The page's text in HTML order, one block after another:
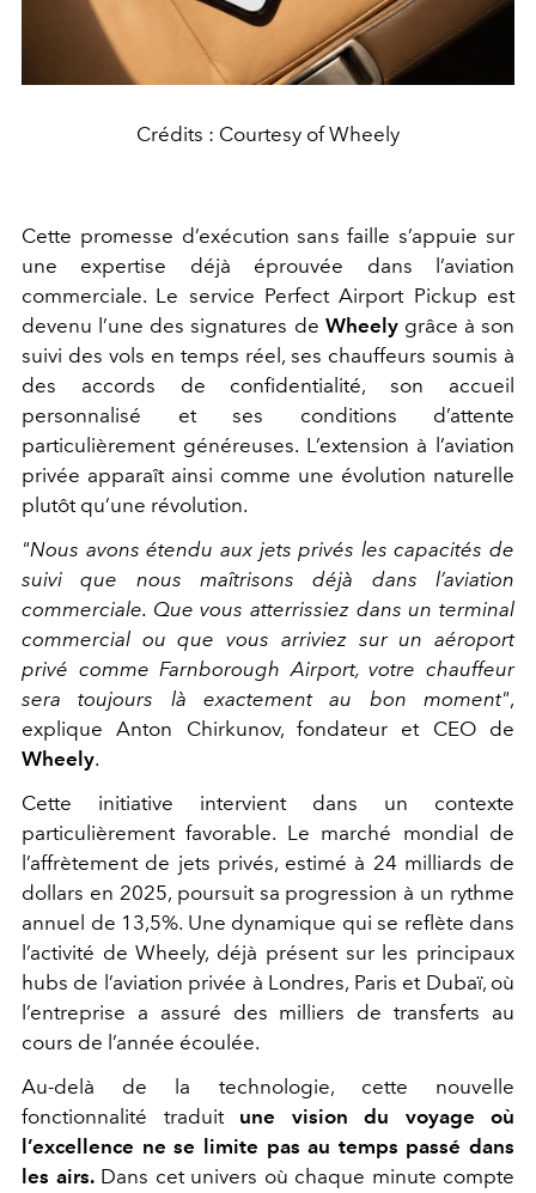
Crédits : Courtesy of Wheely
Cette promesse d’exécution sans faille s’appuie sur
une expertise déjà éprouvée dans l’aviation
commerciale. Le service Perfect Airport Pickup est
devenu l’une des signatures de Wheelygrâce à son
suivi des vols en temps réel, ses chauffeurs soumis à
des accords de confidentialité, son accueil
personnalisé et ses conditions d’attente
particulièrement généreuses. L’extension à l’aviation
privée apparaît ainsi comme une évolution naturelle
plutôt qu’une révolution.
"Nous avons étendu aux jets privés les capacités de
suivi que nous maîtrisons déjà dans l’aviation
commerciale. Que vous atterrissiez dans un terminal
commercial ou que vous arriviez sur un aéroport
privé comme Farnborough Airport, votre chauffeur
sera toujours là exactement au bon moment",
explique Anton Chirkunov, fondateur et CEO de
Wheely.
Cette initiative intervient dans un contexte
particulièrement favorable. Le marché mondial de
l’affrètement de jets privés, estimé à 24 milliards de
dollars en 2025, poursuit sa progression à un rythme
annuel de 13,5%. Une dynamique qui se reflète dans
l’activité de Wheely, déjà présent sur les principaux
hubs de l’aviation privée à Londres, Paris et Dubaï, où
l’entreprise a assuré des milliers de transferts au
cours de l’année écoulée.
Au-delà de la technologie, cette nouvelle
fonctionnalité traduit une vision du voyage où
l’excellence ne se limite pas au temps passé dans
les airs.Dans cet univers où chaque minute compte